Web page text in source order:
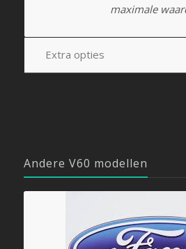
maximale
Extra opties
Andere V60 modellen